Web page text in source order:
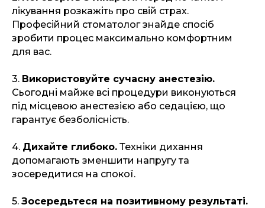
лікування розкажіть про свій страх.
Професійний стоматолог знайде спосіб
зробити процес максимально комфортним
для вас.
3. Використовуйте сучасну анестезію.
Сьогодні майже всі процедури виконуються
під місцевою анестезією або седацією, що
гарантує безболісність.
4. Дихайте глибоко. Техніки дихання
допомагають зменшити напругу та
зосередитися на спокої.
5. Зосередьтеся на позитивному результаті.